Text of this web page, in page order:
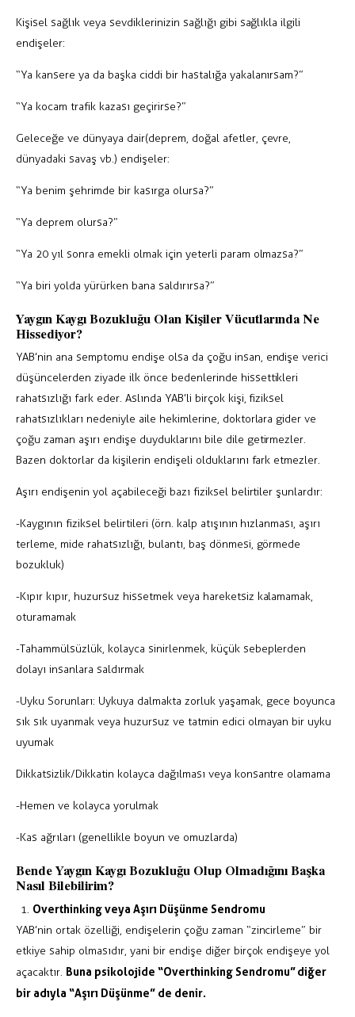
Kişisel sağlık veya sevdiklerinizin sağlığı gibi sağlıkla ilgili
endişeler:
“Ya kansere ya da başka ciddi bir hastalığa yakalanırsam?”
“Ya kocam trafik kazası geçirirse?”
Geleceğe ve dünyaya dair(deprem, doğal afetler, çevre,
dünyadaki savaş vb.) endişeler:
“Ya benim şehrimde bir kasırga olursa?”
“Ya deprem olursa?”
“Ya 20 yıl sonra emekli olmak için yeterli param olmazsa?”
“Ya biri yolda yürürken bana saldırırsa?”
Yaygın Kaygı Bozukluğu Olan Kişiler Vücutlarında Ne
Hissediyor?
YAB’nin ana semptomu endişe olsa da çoğu insan, endişe verici
düşüncelerden ziyade ilk önce bedenlerinde hissettikleri
rahatsızlığı fark eder. Aslında YAB’li birçok kişi, fiziksel
rahatsızlıkları nedeniyle aile hekimlerine, doktorlara gider ve
çoğu zaman aşırı endişe duyduklarını bile dile getirmezler.
Bazen doktorlar da kişilerin endişeli olduklarını fark etmezler.
Aşırı endişenin yol açabileceği bazı fiziksel belirtiler şunlardır:
-Kaygının fiziksel belirtileri (örn. kalp atışının hızlanması, aşırı
terleme, mide rahatsızlığı, bulantı, baş dönmesi, görmede
bozukluk)
-Kıpır kıpır, huzursuz hissetmek veya hareketsiz kalamamak,
oturamamak
-Tahammülsüzlük, kolayca sinirlenmek, küçük sebeplerden
dolayı insanlara saldırmak
-Uyku Sorunları: Uykuya dalmakta zorluk yaşamak, gece boyunca
sık sık uyanmak veya huzursuz ve tatmin edici olmayan bir uyku
uyumak
Dikkatsizlik/Dikkatin kolayca dağılması veya konsantre olamama
-Hemen ve kolayca yorulmak
-Kas ağrıları (genellikle boyun ve omuzlarda)
Bende Yaygın Kaygı Bozukluğu Olup Olmadığını Başka
Nasıl Bilebilirim?
Overthinking veya Aşırı Düşünme Sendromu
YAB’nin ortak özelliği, endişelerin çoğu zaman “zincirleme” bir
etkiye sahip olmasıdır, yani bir endişe diğer birçok endişeye yol
açacaktır. Buna psikolojide “Overthinking Sendromu” diğer
bir adıyla “Aşırı Düşünme” de denir.